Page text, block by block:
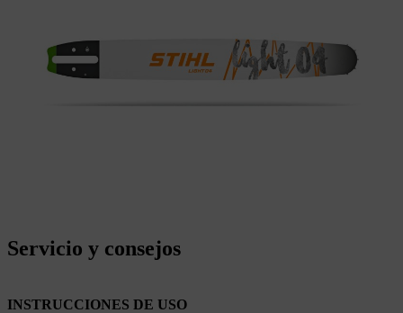
Servicio y consejos
INSTRUCCIONES DE USO